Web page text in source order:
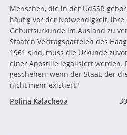
Menschen, die in der UdSSR
häufig vor der Notwendigkeit, ihre
Geburtsurkunde im Ausland zu
Staaten Vertragsparteien des
1961 sind, muss die Urkunde
einer Apostille legalisiert werden.
geschehen, wenn der Staat, der
nicht mehr existiert?
Polina Kalacheva